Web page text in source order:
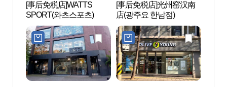
[事后免税店]WATTS
SPORT(와츠스포츠)
[事后免税店]光州窑汉南
店(광주요 한남점)